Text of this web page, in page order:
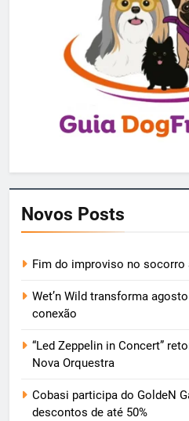
Novos Posts
Fim do improviso no socorro
Wet’n Wild transforma
conexão
“Led Zeppelin in Concert”
Nova Orquestra
Cobasi participa do GoldeN
descontos de até 50%